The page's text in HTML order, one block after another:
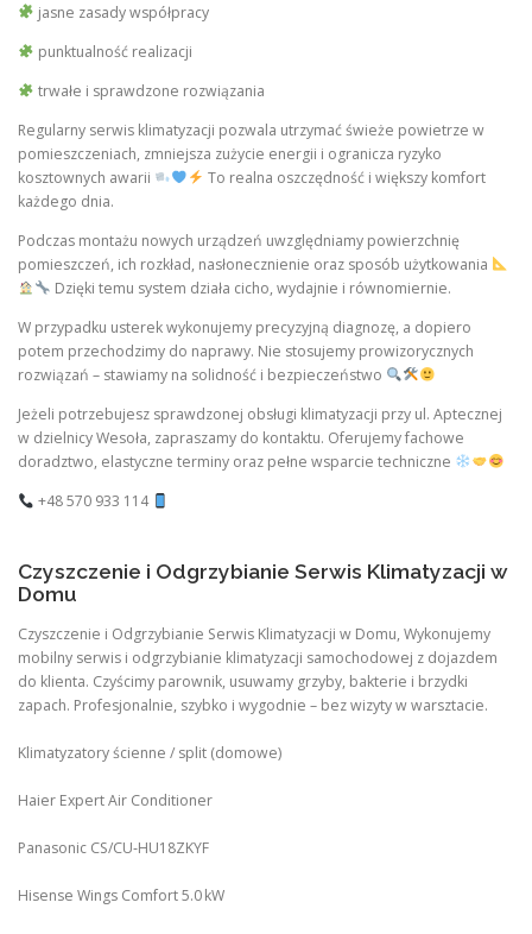
jasne zasady współpracy
punktualność realizacji
trwałe i sprawdzone rozwiązania
Regularny serwis klimatyzacji pozwala utrzymać świeże powietrze w
pomieszczeniach, zmniejsza zużycie energii i ogranicza ryzyko
kosztownych awarii
To realna oszczędność i większy komfort
każdego dnia.
Podczas montażu nowych urządzeń uwzględniamy powierzchnię
pomieszczeń, ich rozkład, nasłonecznienie oraz sposób użytkowania
Dzięki temu system działa cicho, wydajnie i równomiernie.
W przypadku usterek wykonujemy precyzyjną diagnozę, a dopiero
potem przechodzimy do naprawy. Nie stosujemy prowizorycznych
rozwiązań – stawiamy na solidność i bezpieczeństwo
Jeżeli potrzebujesz sprawdzonej obsługi klimatyzacji przy ul. Aptecznej
w dzielnicy Wesoła, zapraszamy do kontaktu. Oferujemy fachowe
doradztwo, elastyczne terminy oraz pełne wsparcie techniczne
+48 570 933 114
Czyszczenie i Odgrzybianie Serwis Klimatyzacji w
Domu
Czyszczenie i Odgrzybianie Serwis Klimatyzacji w Domu, Wykonujemy
mobilny serwis i odgrzybianie klimatyzacji samochodowej z dojazdem
do klienta. Czyścimy parownik, usuwamy grzyby, bakterie i brzydki
zapach. Profesjonalnie, szybko i wygodnie – bez wizyty w warsztacie.
Klimatyzatory ścienne / split (domowe)
Haier Expert Air Conditioner
Panasonic CS/CU‑HU18ZKYF
Hisense Wings Comfort 5.0 kW